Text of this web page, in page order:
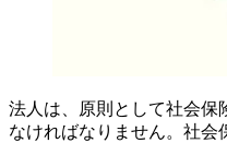
法人は、原則として社会保
なければなりません。社会